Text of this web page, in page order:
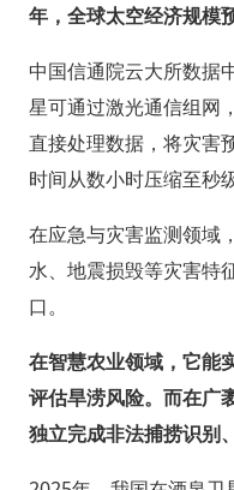
年，全球太空经济规模
中国信通院云大所数据
星可通过激光通信组网
直接处理数据，将灾害
时间从数小时压缩至秒
在应急与灾害监测领域
水、地震损毁等灾害特
口。
在智慧农业领域，它能
评估旱涝风险。而在广
独立完成非法捕捞识别